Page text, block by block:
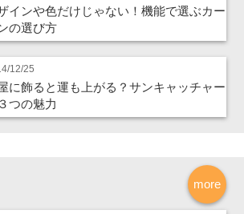
インや色だけじゃない！機能で選ぶカー
の選び方
12/25
に飾ると運も上がる？サンキャッチャー
つの魅力
more